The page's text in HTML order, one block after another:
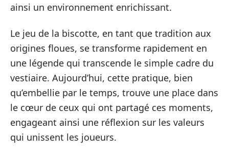
ainsi un environnement enrichissant.
Le jeu de la biscotte, en tant que tradition aux
origines floues, se transforme rapidement en
une légende qui transcende le simple cadre du
vestiaire. Aujourd’hui, cette pratique, bien
qu’embellie par le temps, trouve une place dans
le cœur de ceux qui ont partagé ces moments,
engageant ainsi une réflexion sur les valeurs
qui unissent les joueurs.